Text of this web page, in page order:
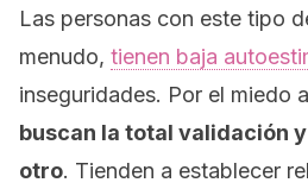
Las personas con este tipo
menudo, tienen baja
inseguridades. Por el miedo
buscan la total validación
otro. Tienden a establecer